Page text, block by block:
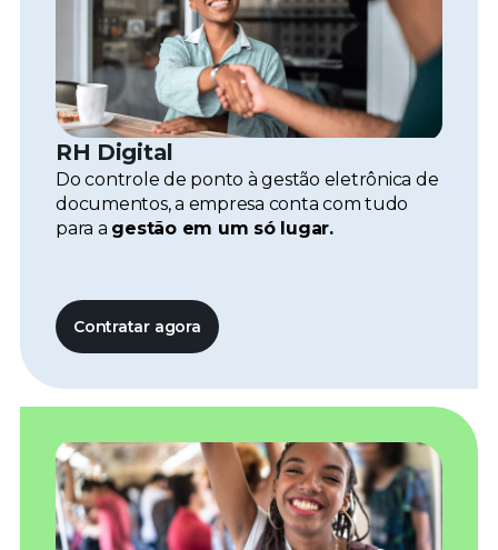
RH Digital
Do controle de ponto à gestão eletrônica de
documentos, a empresa conta com tudo
para a gestão em um só lugar.
Contratar agora